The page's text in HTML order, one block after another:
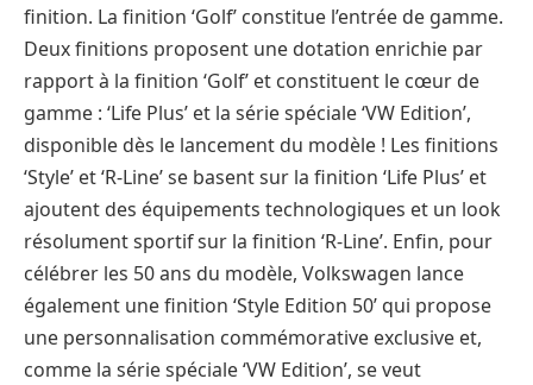
finition. La finition ‘Golf’ constitue l’entrée de gamme.
Deux finitions proposent une dotation enrichie par
rapport à la finition ‘Golf’ et constituent le cœur de
gamme : ‘Life Plus’ et la série spéciale ‘VW Edition’,
disponible dès le lancement du modèle ! Les finitions
‘Style’ et ‘R-Line’ se basent sur la finition ‘Life Plus’ et
ajoutent des équipements technologiques et un look
résolument sportif sur la finition ‘R-Line’. Enfin, pour
célébrer les 50 ans du modèle, Volkswagen lance
également une finition ‘Style Edition 50’ qui propose
une personnalisation commémorative exclusive et,
comme la série spéciale ‘VW Edition’, se veut